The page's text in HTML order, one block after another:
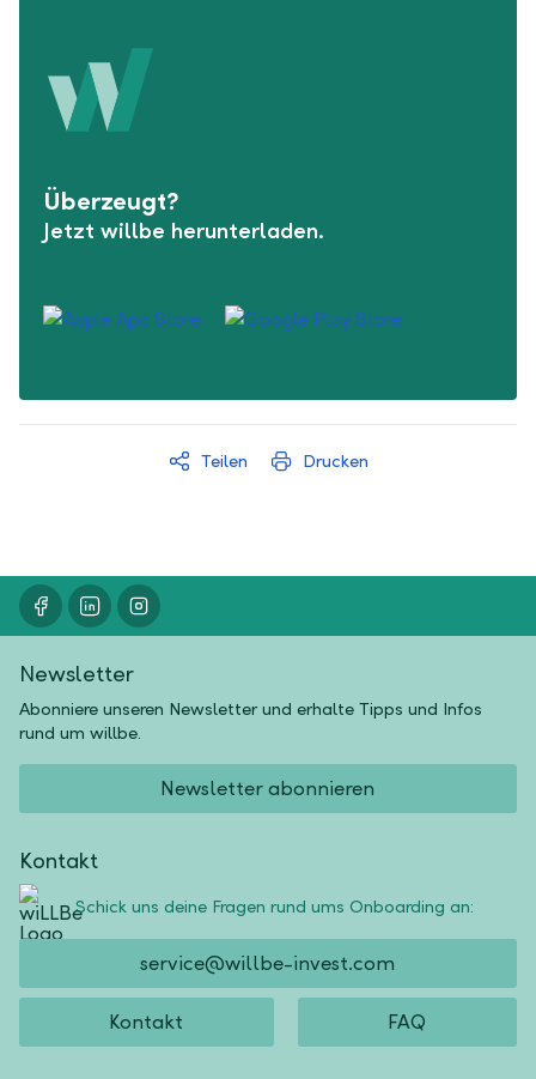
Überzeugt?
Jetzt willbe herunterladen.
Teilen Drucken
Newsletter
Abonniere unseren Newsletter und erhalte Tipps und Infos
rund um willbe.
Newsletter abonnieren
Kontakt
Schick uns deine Fragen rund ums Onboarding an:
service@willbe-invest.com
Kontakt FAQ